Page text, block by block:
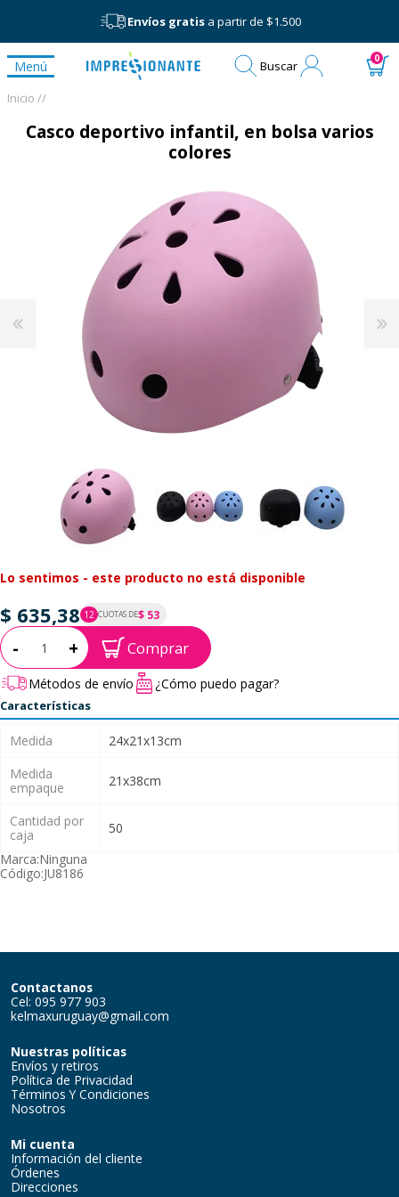
Envíos gratisa partir de $1.500
Menú Buscar 0
Inicio //
Casco deportivo infantil, en bolsa varios
colores
Lo sentimos - este producto no está disponible
$ 635,38 12 CUOTAS DE$ 53
P.T.F. $ 635
Cantidad:
- + Comprar
Métodos de envío ¿Cómo puedo pagar?
Características
Medida
24x21x13cm
Medida
empaque
21x38cm
Cantidad por
caja
50
Marca:Ninguna
Código:JU8186
Contactanos
Cel: 095 977 903
kelmaxuruguay@gmail.com
Nuestras políticas
Envíos y retiros
Política de Privacidad
Términos Y Condiciones
Nosotros
Mi cuenta
Información del cliente
Órdenes
Direcciones